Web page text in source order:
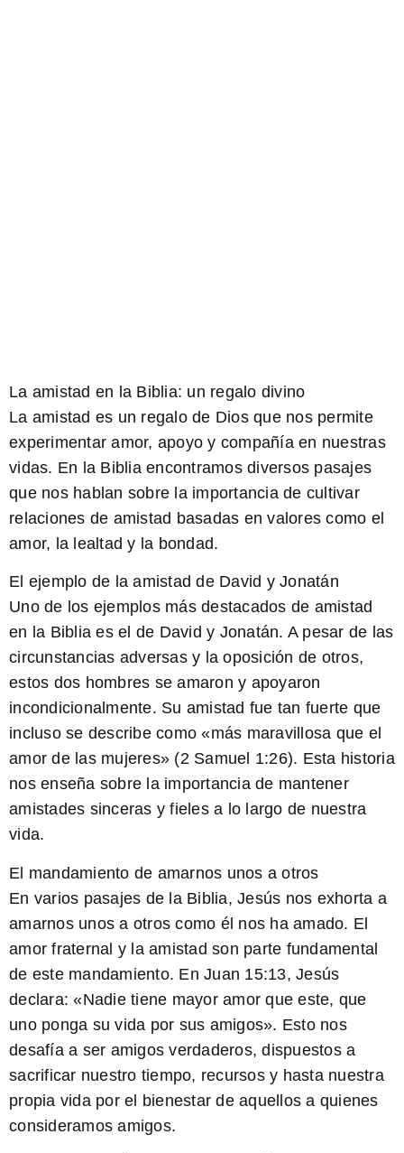
La amistad en la Biblia: un regalo divino
La amistad es un regalo de Dios que nos permite
experimentar amor, apoyo y compañía en nuestras
vidas. En la Biblia encontramos diversos pasajes
que nos hablan sobre la importancia de cultivar
relaciones de amistad basadas en valores como el
amor, la lealtad y la bondad.
El ejemplo de la amistad de David y Jonatán
Uno de los ejemplos más destacados de amistad
en la Biblia es el de David y Jonatán. A pesar de las
circunstancias adversas y la oposición de otros,
estos dos hombres se amaron y apoyaron
incondicionalmente. Su amistad fue tan fuerte que
incluso se describe como «más maravillosa que el
amor de las mujeres» (2 Samuel 1:26). Esta historia
nos enseña sobre la importancia de mantener
amistades sinceras y fieles a lo largo de nuestra
vida.
El mandamiento de amarnos unos a otros
En varios pasajes de la Biblia, Jesús nos exhorta a
amarnos unos a otros como él nos ha amado. El
amor fraternal y la amistad son parte fundamental
de este mandamiento. En Juan 15:13, Jesús
declara: «Nadie tiene mayor amor que este, que
uno ponga su vida por sus amigos». Esto nos
desafía a ser amigos verdaderos, dispuestos a
sacrificar nuestro tiempo, recursos y hasta nuestra
propia vida por el bienestar de aquellos a quienes
consideramos amigos.